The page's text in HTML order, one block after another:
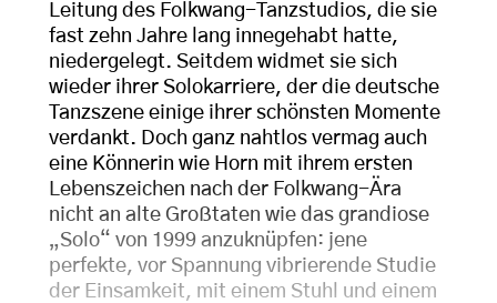
Leitung des Folkwang-Tanzstudios, die sie
fast zehn Jahre lang innegehabt hatte,
niedergelegt. Seitdem widmet sie sich
wieder ihrer Solokarriere, der die deutsche
Tanzszene einige ihrer schönsten Momente
verdankt. Doch ganz nahtlos vermag auch
eine Könnerin wie Horn mit ihrem ersten
Lebenszeichen nach der Folkwang-Ära
nicht an alte Großtaten wie das grandiose
„Solo“ von 1999 anzuknüpfen: jene
perfekte, vor Spannung vibrierende Studie
der Einsamkeit, mit einem Stuhl und einem